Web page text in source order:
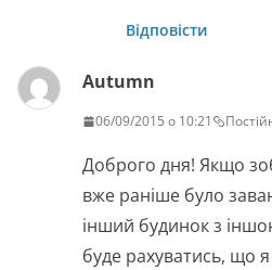
Відповісти
Autumn
06/09/2015 о 10:21
Доброго дня! Якщо
вже раніше було
інший будинок з
буде рахуватись, що